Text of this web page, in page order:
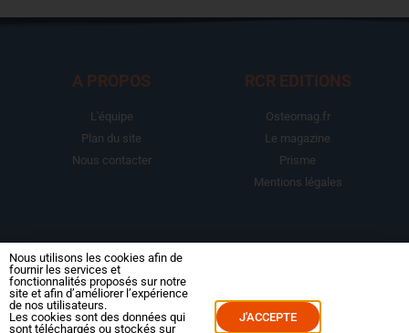
A PROPOS
L'équipe
Plan du site
Nous contacter
RCR EDITIONS
Osteomag.fr
Le magazine
Prisme
Mentions légales
LA BOUTIQUE
Abonnements
Le magazine
Mes commandes
Nous utilisons les cookies afin de
fournir les services et
fonctionnalités proposés sur notre
site et afin d’améliorer l’expérience
de nos utilisateurs.
Les cookies sont des données qui
sont téléchargés ou stockés sur
J'ACCEPTE